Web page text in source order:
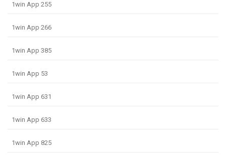
1win App 255
1win App 266
1win App 385
1win App 53
1win App 631
1win App 633
1win App 825